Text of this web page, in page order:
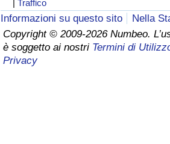
|Traffico
Informazioni su questo sito
Nella
Copyright © 2009-2026 Numbeo.
è soggetto ai nostri Termini di
Privacy
Inquinamento
Indice dell’Inquinamento (Corrente)